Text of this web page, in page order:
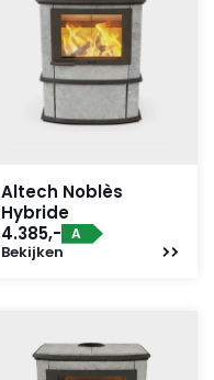
Altech Noblès
Hybride
4.385,- A
Bekijken